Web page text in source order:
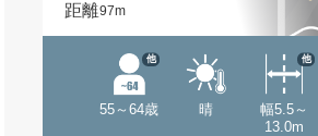
距離97m
55～64歳
他
晴
幅5.5～
13.0m
他